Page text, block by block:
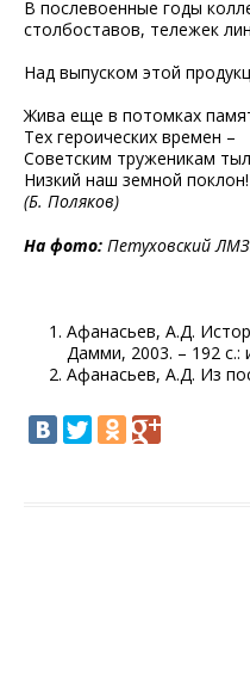
В послевоенные годы
столбоставов, тележек
Над выпуском этой
Жива еще в потомках
Тех героических времен –
Советским труженикам
Низкий наш земной поклон!
(Б. Поляков)
На фото: Петуховский
Афанасьев, А.Д.
Дамми, 2003. – 192 с.:
Афанасьев, А.Д. Из